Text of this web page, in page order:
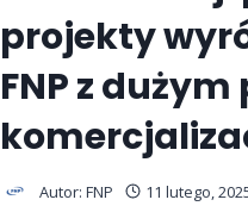
projekty
FNP z
Autor: FNP
11 lutego,